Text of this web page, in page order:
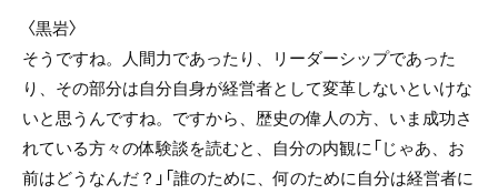
〈黒岩〉
そうですね。人間力であったり、リーダーシップであった
り、その部分は自分自身が経営者として変革しないといけな
いと思うんですね。ですから、歴史の偉人の方、いま成功さ
れている方々の体験談を読むと、自分の内観に「じゃあ、お
前はどうなんだ？」「誰のために、何のために自分は経営者に